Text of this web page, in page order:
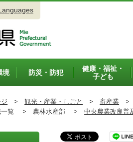
境 防災・防犯
健康・福祉・
子ども
> 観光・産業・しごと > 畜産業 >
一覧 > 農林水産部 > 中央農業改良普